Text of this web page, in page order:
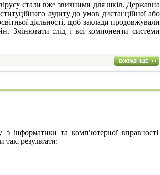
стали вже звичними для шкіл. Державна
аудиту до умов дистанційної або
діяльності, щоб заклади продовжували
Змінювати слід і всі компоненти системи
з інформатики та комп’ютерної вправності
результати: